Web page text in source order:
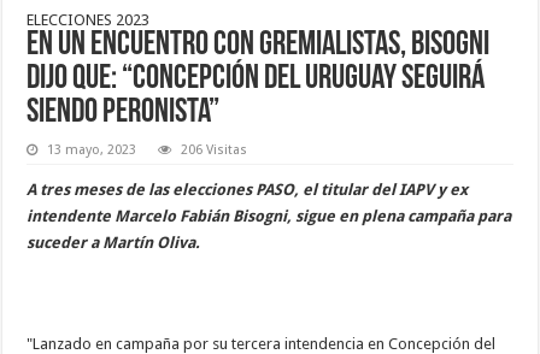
ELECCIONES 2023
En un encuentro con gremialistas, Bisogni
dijo que: “Concepción del Uruguay seguirá
siendo peronista”
13 mayo, 2023 206 Visitas
A tres meses de las elecciones PASO, el titular del IAPV y ex
intendente Marcelo Fabián Bisogni, sigue en plena campaña para
suceder a Martín Oliva.
"Lanzado en campaña por su tercera intendencia en Concepción del